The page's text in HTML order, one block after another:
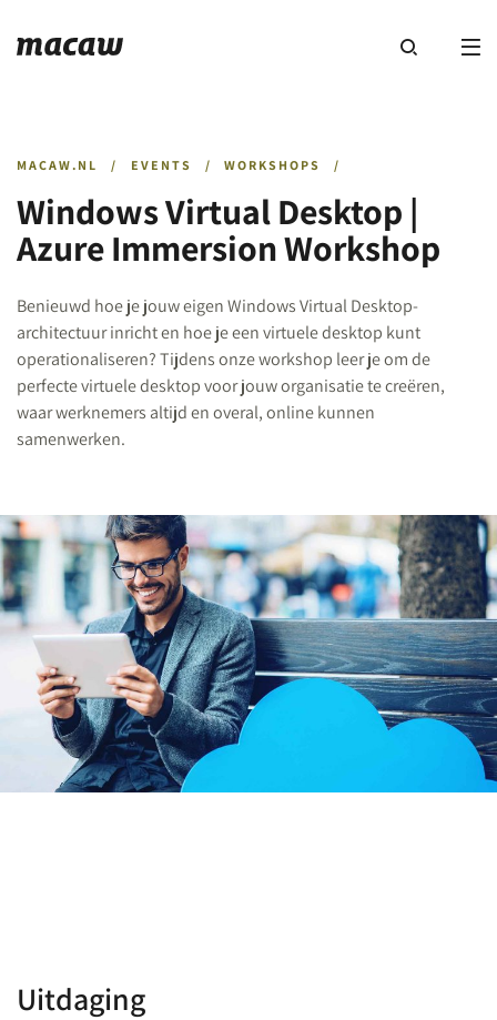
MACAW.NL / EVENTS / WORKSHOPS /
Windows Virtual Desktop |
Azure Immersion Workshop
Benieuwd hoe je jouw eigen Windows Virtual Desktop-
architectuur inricht en hoe je een virtuele desktop kunt
operationaliseren? Tijdens onze workshop leer je om de
perfecte virtuele desktop voor jouw organisatie te creëren,
waar werknemers altijd en overal, online kunnen
samenwerken.
Uitdaging